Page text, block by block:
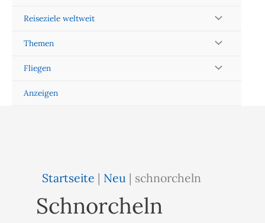
Reiseziele weltweit
Themen
Fliegen
Anzeigen
Startseite | Neu | schnorcheln
Schnorcheln